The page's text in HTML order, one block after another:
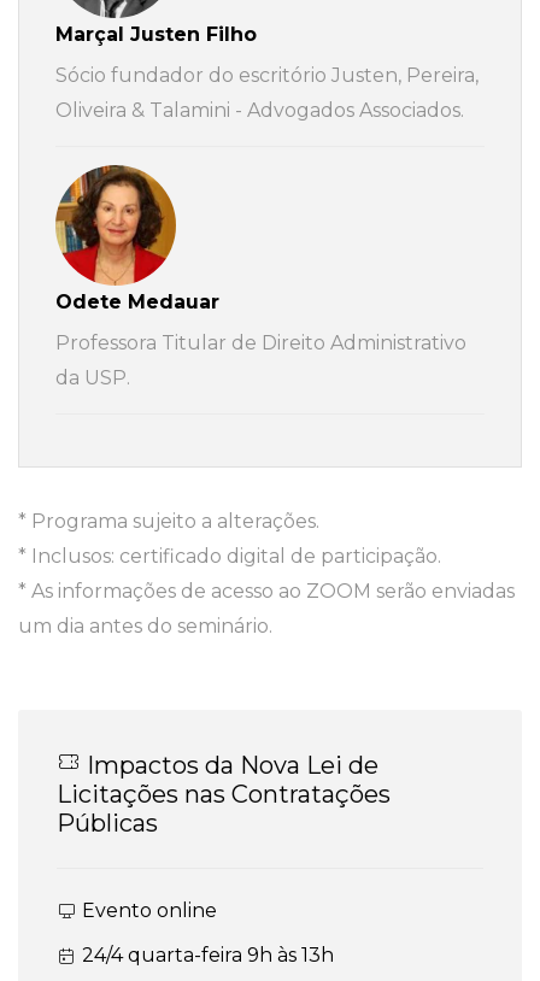
Marçal Justen Filho
Sócio fundador do escritório Justen, Pereira,
Oliveira & Talamini - Advogados Associados.
Odete Medauar
Professora Titular de Direito Administrativo
da USP.
* Programa sujeito a alterações.
* Inclusos: certificado digital de participação.
* As informações de acesso ao ZOOM serão enviadas
um dia antes do seminário.
Impactos da Nova Lei de
Licitações nas Contratações
Públicas
Evento online
24/4 quarta-feira 9h às 13h